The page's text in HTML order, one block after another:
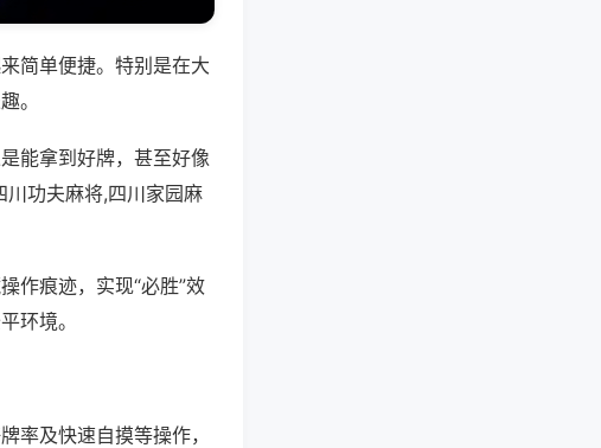
简单便捷。特别是在大
。
能拿到好牌，甚至好像
功夫麻将,四川家园麻
作痕迹，实现“必胜”效
环境。
率及快速自摸等操作，